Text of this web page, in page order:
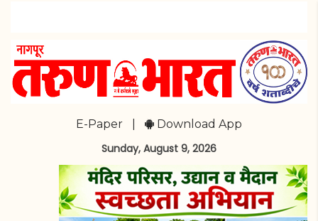
E-Paper Download App
Sunday, August 9, 2026